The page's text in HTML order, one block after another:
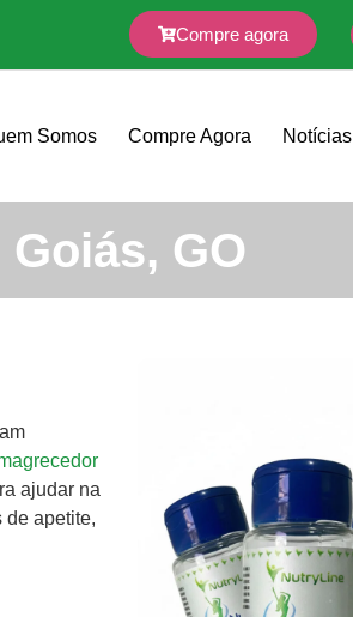
Compre agora
Somos Compre Agora Notícias
GO
ajudar na
de apetite,